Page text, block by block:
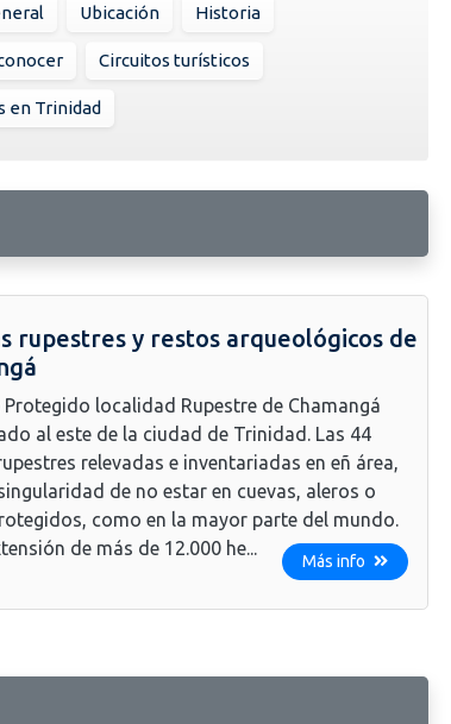
Ubicación Historia
Circuitos turísticos
en Trinidad
rupestres y restos arqueológicos de
Protegido localidad Rupestre de Chamangá
al este de la ciudad de Trinidad. Las 44
relevadas e inventariadas en eñ área,
de no estar en cuevas, aleros o
como en la mayor parte del mundo.
de más de 12.000 he...
Más info